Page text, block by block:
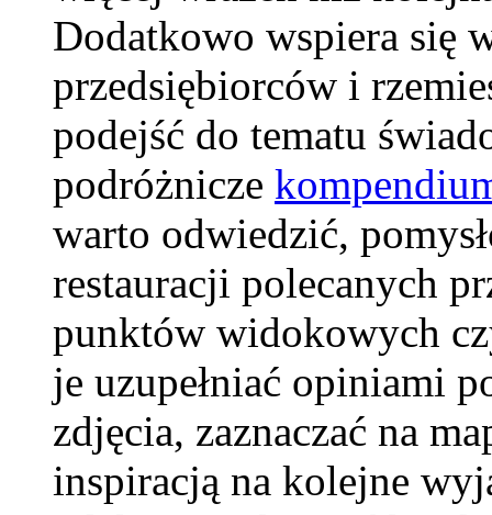
Dodatkowo wspiera się
przedsiębiorców i
podejść do tematu
podróżnicze
warto odwiedzić,
restauracji polecanych
punktów widokowych
je uzupełniać opiniami
zdjęcia, zaznaczać na
inspiracją na kolejne